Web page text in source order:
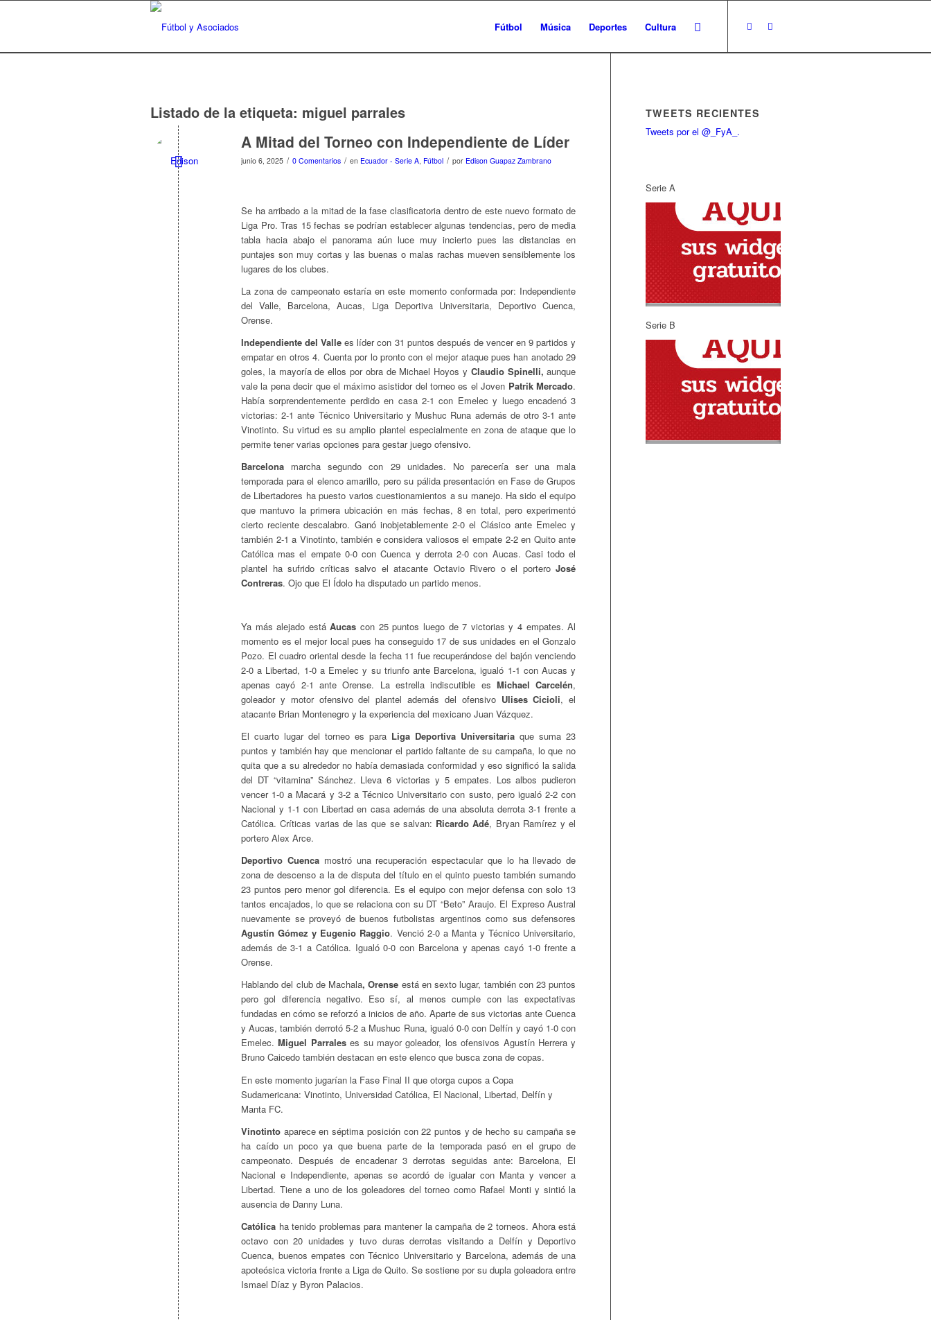
Fútbol Música Deportes Cultura
Listado de la etiqueta: miguel parrales
A Mitad del Torneo con Independiente de Líder
junio 6, 2025 / 0 Comentarios / en Ecuador - Serie A, Fútbol / por Edison Guapaz Zambrano
Se ha arribado a la mitad de la fase clasificatoria dentro de este nuevo formato de
Liga Pro. Tras 15 fechas se podrían establecer algunas tendencias, pero de media
tabla hacia abajo el panorama aún luce muy incierto pues las distancias en
puntajes son muy cortas y las buenas o malas rachas mueven sensiblemente los
lugares de los clubes.
La zona de campeonato estaría en este momento conformada por: Independiente
del Valle, Barcelona, Aucas, Liga Deportiva Universitaria, Deportivo Cuenca,
Orense.
Independiente del Valle es líder con 31 puntos después de vencer en 9 partidos y
empatar en otros 4. Cuenta por lo pronto con el mejor ataque pues han anotado 29
goles, la mayoría de ellos por obra de Michael Hoyos y Claudio Spinelli, aunque
vale la pena decir que el máximo asistidor del torneo es el Joven Patrik Mercado.
Había sorprendentemente perdido en casa 2-1 con Emelec y luego encadenó 3
victorias: 2-1 ante Técnico Universitario y Mushuc Runa además de otro 3-1 ante
Vinotinto. Su virtud es su amplio plantel especialmente en zona de ataque que lo
permite tener varias opciones para gestar juego ofensivo.
Barcelona marcha segundo con 29 unidades. No parecería ser una mala
temporada para el elenco amarillo, pero su pálida presentación en Fase de Grupos
de Libertadores ha puesto varios cuestionamientos a su manejo. Ha sido el equipo
que mantuvo la primera ubicación en más fechas, 8 en total, pero experimentó
cierto reciente descalabro. Ganó inobjetablemente 2-0 el Clásico ante Emelec y
también 2-1 a Vinotinto, también e considera valiosos el empate 2-2 en Quito ante
Católica mas el empate 0-0 con Cuenca y derrota 2-0 con Aucas. Casi todo el
plantel ha sufrido críticas salvo el atacante Octavio Rivero o el porteroJosé
Contreras. Ojo que El Ídolo ha disputado un partido menos.
Ya más alejado estáAucas con 25 puntos luego de 7 victorias y 4 empates. Al
momento es el mejor local pues ha conseguido 17 de sus unidades en el Gonzalo
Pozo. El cuadro oriental desde la fecha 11 fue recuperándose del bajón venciendo
2-0 a Libertad, 1-0 a Emelec y su triunfo ante Barcelona, igualó 1-1 con Aucas y
apenas cayó 2-1 ante Orense. La estrella indiscutible es Michael Carcelén,
goleador y motor ofensivo del plantel además del ofensivo Ulises Cicioli, el
atacante Brian Montenegro y la experiencia del mexicano Juan Vázquez.
El cuarto lugar del torneo es para Liga Deportiva Universitaria que suma 23
puntos y también hay que mencionar el partido faltante de su campaña, lo que no
quita que a su alrededor no había demasiada conformidad y eso significó la salida
del DT “vitamina” Sánchez. Lleva 6 victorias y 5 empates. Los albos pudieron
vencer 1-0 a Macará y 3-2 a Técnico Universitario con susto, pero igualó 2-2 con
Nacional y 1-1 con Libertad en casa además de una absoluta derrota 3-1 frente a
Católica. Críticas varias de las que se salvan: Ricardo Adé, Bryan Ramírez y el
portero Alex Arce.
Deportivo Cuencamostró una recuperación espectacular que lo ha llevado de
zona de descenso a la de disputa del título en el quinto puesto también sumando
23 puntos pero menor gol diferencia. Es el equipo con mejor defensa con solo 13
tantos encajados, lo que se relaciona con su DT “Beto” Araujo. El Expreso Austral
nuevamente se proveyó de buenos futbolistas argentinos como sus defensores
Agustín Gómez y Eugenio Raggio. Venció 2-0 a Manta y Técnico Universitario,
además de 3-1 a Católica. Igualó 0-0 con Barcelona y apenas cayó 1-0 frente a
Orense.
Hablando del club de Machala, Orense está en sexto lugar, también con 23 puntos
pero gol diferencia negativo. Eso sí, al menos cumple con las expectativas
fundadas en cómo se reforzó a inicios de año. Aparte de sus victorias ante Cuenca
y Aucas, también derrotó 5-2 a Mushuc Runa, igualó 0-0 con Delfín y cayó 1-0 con
Emelec.Miguel Parraleses su mayor goleador, los ofensivos Agustín Herrera y
Bruno Caicedo también destacan en este elenco que busca zona de copas.
En este momento jugarían la Fase Final II que otorga cupos a Copa
Sudamericana: Vinotinto, Universidad Católica, El Nacional, Libertad, Delfín y
Manta FC.
Vinotinto aparece en séptima posición con 22 puntos y de hecho su campaña se
ha caído un poco ya que buena parte de la temporada pasó en el grupo de
campeonato. Después de encadenar 3 derrotas seguidas ante: Barcelona, El
Nacional e Independiente, apenas se acordó de igualar con Manta y vencer a
Libertad. Tiene a uno de los goleadores del torneo como Rafael Monti y sintió la
ausencia de Danny Luna.
Católica ha tenido problemas para mantener la campaña de 2 torneos. Ahora está
octavo con 20 unidades y tuvo duras derrotas visitando a Delfín y Deportivo
Cuenca, buenos empates con Técnico Universitario y Barcelona, además de una
apoteósica victoria frente a Liga de Quito. Se sostiene por su dupla goleadora entre
Ismael Díaz y Byron Palacios.
TWEETS RECIENTES
Tweets por el @_FyA_.
Serie A
Serie B